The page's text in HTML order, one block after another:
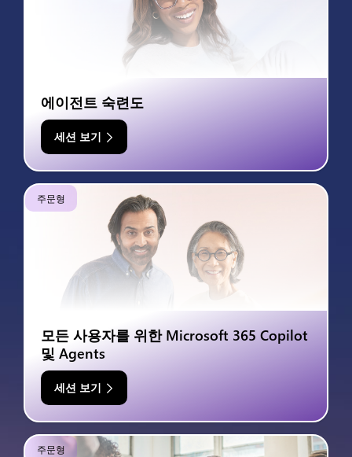
에이전트 숙련도
세션 보기
주문형
모든 사용자를 위한 Microsoft 365 Copilot
및 Agents
세션 보기
주문형